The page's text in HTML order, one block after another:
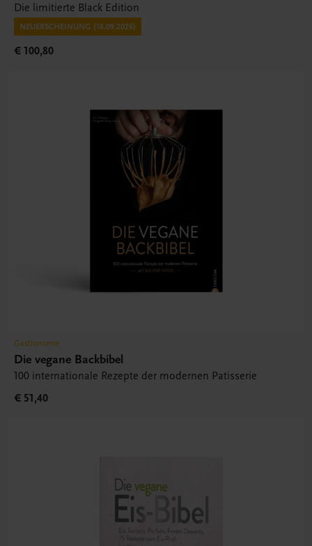
Die limitierte Black Edition
NEUERSCHEINUNG (18.09.2026)
€ 100,80
Gastronomie
Die vegane Backbibel
100 internationale Rezepte der modernen Patisserie
€ 51,40